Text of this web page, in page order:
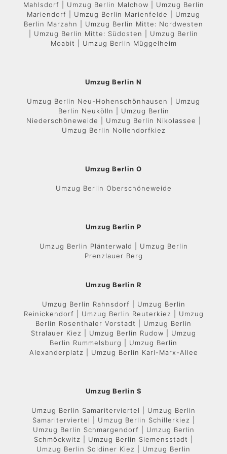
Mahlsdorf | Umzug Berlin Malchow | Umzug Berlin
Mariendorf | Umzug Berlin Marienfelde | Umzug
Berlin Marzahn | Umzug Berlin Mitte: Nordwesten
| Umzug Berlin Mitte: Südosten | Umzug Berlin
Moabit | Umzug Berlin Müggelheim
Umzug Berlin N
Umzug Berlin Neu-Hohenschönhausen | Umzug
Berlin Neukölln | Umzug Berlin
Niederschöneweide | Umzug Berlin Nikolassee |
Umzug Berlin Nollendorfkiez
Umzug Berlin O
Umzug Berlin Oberschöneweide
Umzug Berlin P
Umzug Berlin Plänterwald | Umzug Berlin
Prenzlauer Berg
Umzug Berlin R
Umzug Berlin Rahnsdorf | Umzug Berlin
Reinickendorf | Umzug Berlin Reuterkiez | Umzug
Berlin Rosenthaler Vorstadt | Umzug Berlin
Stralauer Kiez | Umzug Berlin Rudow | Umzug
Berlin Rummelsburg | Umzug Berlin
Alexanderplatz | Umzug Berlin Karl-Marx-Allee
Umzug Berlin S
Umzug Berlin Samariterviertel | Umzug Berlin
Samariterviertel | Umzug Berlin Schillerkiez |
Umzug Berlin Schmargendorf | Umzug Berlin
Schmöckwitz | Umzug Berlin Siemensstadt |
Umzug Berlin Soldiner Kiez | Umzug Berlin